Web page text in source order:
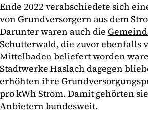
Ende 2022 verabschiedete sich
von Grundversorgern aus dem
Darunter waren auch die
Schutterwald, die zuvor ebenfalls
Mittelbaden beliefert worden
Stadtwerke Haslach dagegen
erhöhten ihre
pro kWh Strom. Damit gehörten
Anbietern bundesweit.